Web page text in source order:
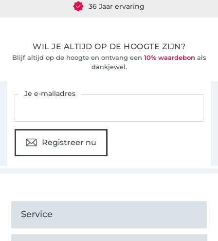
36 Jaar ervaring
WIL JE ALTIJD OP DE HOOGTE ZIJN?
Blijf altijd op de hoogte en ontvang een 10% waardebon als
dankjewel.
Je e-mailadres
Registreer nu
Service